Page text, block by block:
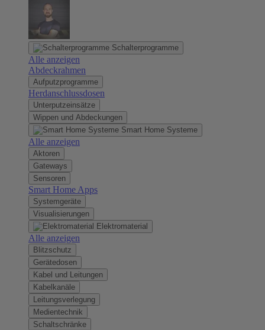
Schalterprogramme
Alle anzeigen
Abdeckrahmen
Aufputzprogramme
Herdanschlussdosen
Unterputzeinsätze
Wippen und Abdeckungen
Smart Home Systeme
Alle anzeigen
Aktoren
Gateways
Sensoren
Smart Home Apps
Systemgeräte
Visualisierungen
Elektromaterial
Alle anzeigen
Blitzschutz
Gerätedosen
Kabel und Leitungen
Kabelkanäle
Leitungsverlegung
Medientechnik
Schaltschränke